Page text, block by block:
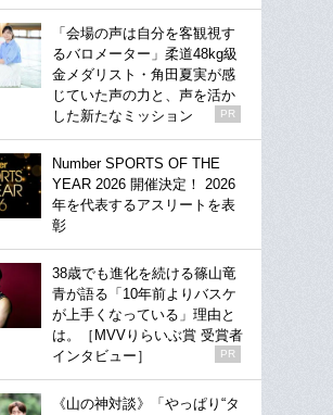
「会場の声は自分を客観視す
るバロメーター」柔道48kg級
金メダリスト・角田夏実が感
じていた声の力と、声を活か
した新たなミッション
PR
Number SPORTS OF THE
YEAR 2026 開催決定！ 2026
年を代表するアスリートを表
彰
38歳でも進化を続ける篠山竜
青が語る「10年前よりバスケ
が上手くなっている」理由と
は。［MVVりらいぶ賞 受賞者
インタビュー］
PR
《山の神対談》「やっぱり“タ